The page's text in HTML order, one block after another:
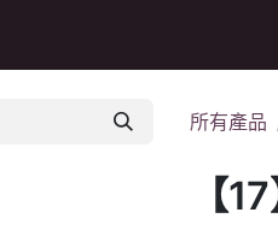
所有產品
【